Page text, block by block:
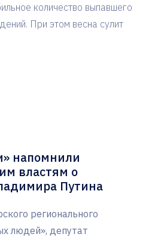
количество выпавшего
При этом весна сулит
напомнили
властям о
Путина
регионального
людей», депутат